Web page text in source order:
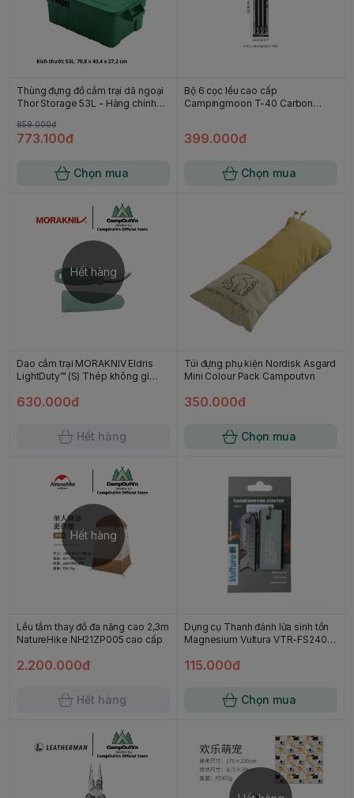
Thùng đựng đồ cắm trại dã ngoại
Thor Storage 53L - Hàng chính
859.000đ
773.100đ
Chọn mua
Bộ 6 cọc lều cao cấp
Campingmoon T-40 Carbon
399.000đ
Chọn mua
Hết hàng
Dao cắm trại MORAKNIV Eldris
LightDuty™ (S) Thép không gỉ
630.000đ
Hết hàng
Túi đựng phụ kiện Nordisk Asgard
Mini Colour Pack Campoutvn
350.000đ
Chọn mua
Hết hàng
Lều tắm thay đồ đa năng cao 2,3m
NatureHike NH21ZP005 cao cấp
2.200.000đ
Hết hàng
Dụng cụ Thanh đánh lửa sinh tồn
Magnesium Vultura VTR-FS2402
115.000đ
Chọn mua